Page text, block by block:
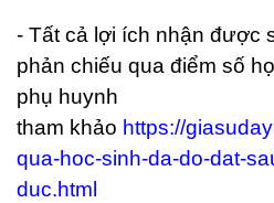
- Tất cả lợi ích nhận được
phản chiếu qua điểm số
phụ huynh
tham khảo https://
qua-hoc-sinh-da-do-dat-
duc.html